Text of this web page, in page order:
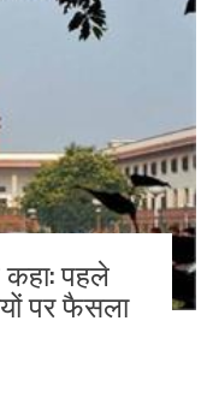
कहा: पहले
पर फैसला